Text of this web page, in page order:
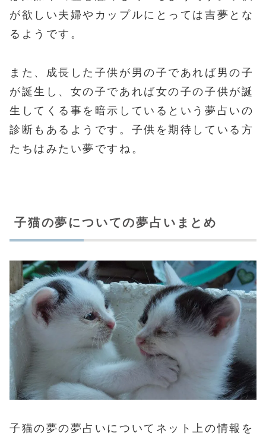
が欲しい夫婦やカップルにとっては吉夢とな
るようです。
また、成長した子供が男の子であれば男の子
が誕生し、女の子であれば女の子の子供が誕
生してくる事を暗示しているという夢占いの
診断もあるようです。子供を期待している方
たちはみたい夢ですね。
子猫の夢についての夢占いまとめ
子猫の夢の夢占いについてネット上の情報を